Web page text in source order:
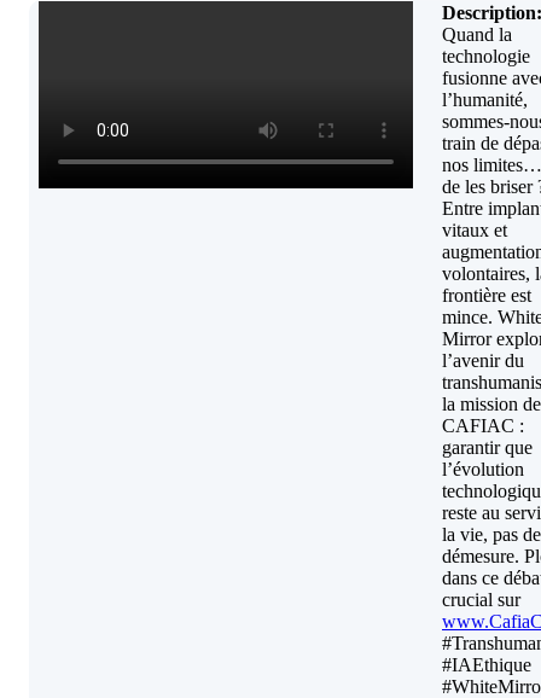
Description:
Quand la
technologie
fusionne
l’humanité,
sommes-
train de
nos
de les briser
Entre
vitaux et
volontaires,
frontière est
mince.
Mirror
l’avenir du
la mission de
CAFIAC :
garantir que
l’évolution
reste au
la vie, pas
démesure.
dans ce
crucial sur
#IAEthique